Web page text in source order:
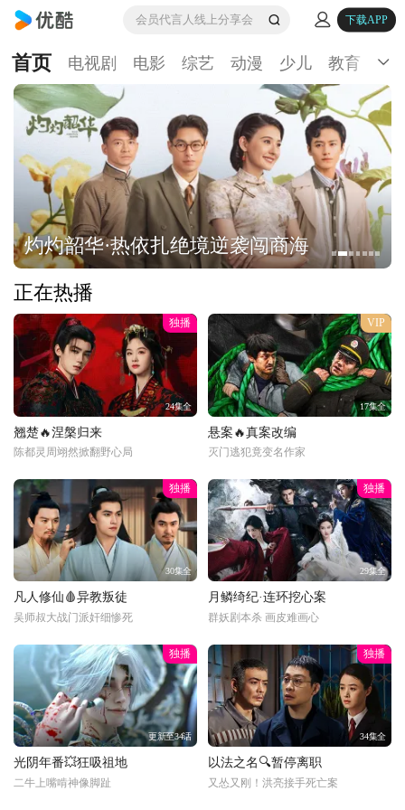
会员代言人线上分享会 下载APP
首页 电视剧 电影 综艺 动漫 少儿 教育 生
灼灼韶华·热依扎绝境逆袭闯商海
正在热播
独播
24集全
翘楚🔥涅槃归来
陈都灵周翊然掀翻野心局
VIP
17集全
悬案🔥真案改编
灭门逃犯竟变名作家
独播
30集全
凡人修仙🩸异教叛徒
吴师叔大战门派奸细惨死
独播
29集全
月鳞绮纪·连环挖心案
群妖剧本杀 画皮难画心
独播
更新至34话
光阴年番💥狂吸祖地
二牛上嘴啃神像脚趾
独播
34集全
以法之名🔍暂停离职
又怂又刚！洪亮接手死亡案